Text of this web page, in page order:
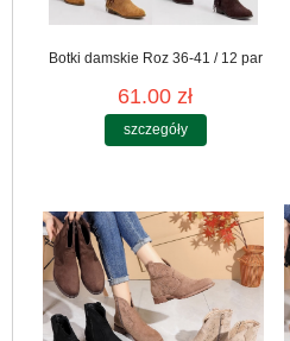
Botki damskie Roz 36-41 / 12 par
61.00 zł
szczegóły